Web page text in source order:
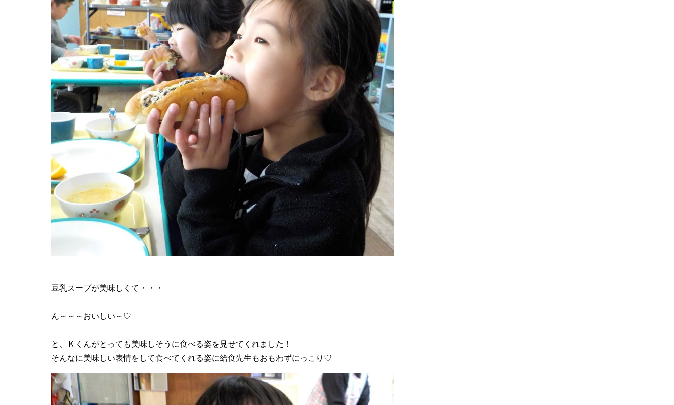
豆乳スープが美味しくて・・・
ん～～～おいしい～♡
と、Ｋくんがとっても美味しそうに食べる姿を見せてくれました！
そんなに美味しい表情をして食べてくれる姿に給食先生もおもわずにっこり♡